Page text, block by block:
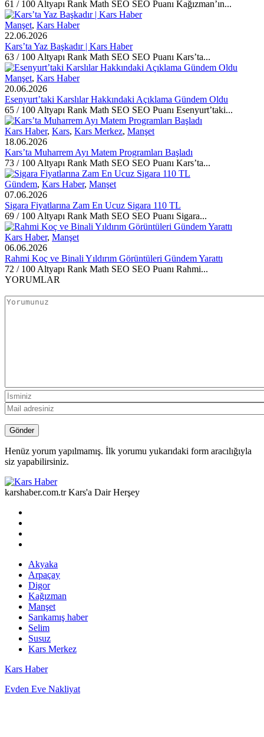
61 / 100 Altyapı Rank Math SEO SEO Puanı Kağızman’ın...
Manşet, Kars Haber
22.06.2026
Kars’ta Yaz Başkadır | Kars Haber
63 / 100 Altyapı Rank Math SEO SEO Puanı Kars’ta...
Manşet, Kars Haber
20.06.2026
Esenyurt’taki Karslılar Hakkındaki Açıklama Gündem Oldu
65 / 100 Altyapı Rank Math SEO SEO Puanı Esenyurt’taki...
Kars Haber, Kars, Kars Merkez, Manşet
18.06.2026
Kars’ta Muharrem Ayı Matem Programları Başladı
73 / 100 Altyapı Rank Math SEO SEO Puanı Kars’ta...
Gündem, Kars Haber, Manşet
07.06.2026
Sigara Fiyatlarına Zam En Ucuz Sigara 110 TL
69 / 100 Altyapı Rank Math SEO SEO Puanı Sigara...
Kars Haber, Manşet
06.06.2026
Rahmi Koç ve Binali Yıldırım Görüntüleri Gündem Yarattı
72 / 100 Altyapı Rank Math SEO SEO Puanı Rahmi...
YORUMLAR
Henüz yorum yapılmamış. İlk yorumu yukarıdaki form aracılığıyla
siz yapabilirsiniz.
karshaber.com.tr Kars'a Dair Herşey
Akyaka
Arpaçay
Digor
Kağızman
Manşet
Sarıkamış haber
Selim
Susuz
Kars Merkez
Kars Haber
Evden Eve Nakliyat